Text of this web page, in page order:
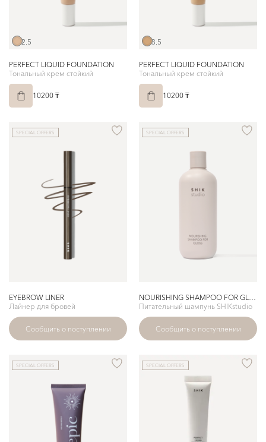
2.5
PERFECT LIQUID FOUNDATION
Тональный крем стойкий
10200 ₸
3.5
PERFECT LIQUID FOUNDATION
Тональный крем стойкий
10200 ₸
SPECIAL OFFERS
EYEBROW LINER
Лайнер для бровей
Сообщить о поступлении
SPECIAL OFFERS
NOURISHING SHAMPOO FOR GLOSS
Питательный шампунь SHIKstudio
Сообщить о поступлении
SPECIAL OFFERS SPECIAL OFFERS